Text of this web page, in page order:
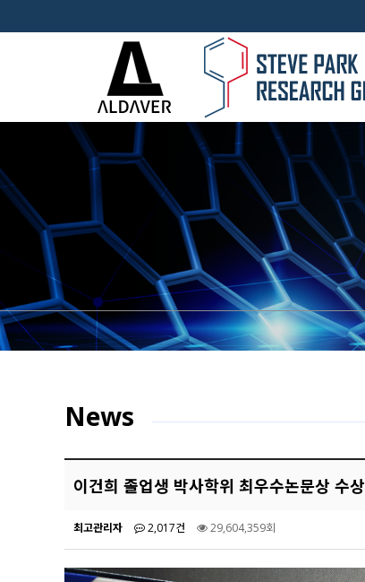
News
이건희 졸업생 박사학위 최우수논문상 수상
최고관리자 2,017건 29,604,359회